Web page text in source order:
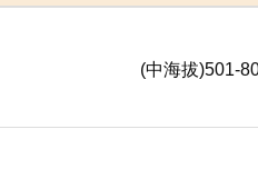
(中海拔)501-